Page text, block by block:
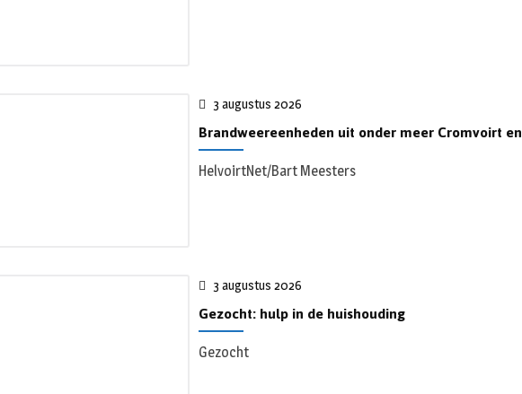
3 augustus 2026
Brandweereenheden uit onder meer Cromvoirt en
HelvoirtNet/Bart Meesters
3 augustus 2026
Gezocht: hulp in de huishouding
Gezocht